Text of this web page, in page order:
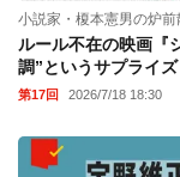
小説家・榎本憲男の炉前
ルール不在の映画『
調”というサプライ
第17回 2026/7/18 18:30